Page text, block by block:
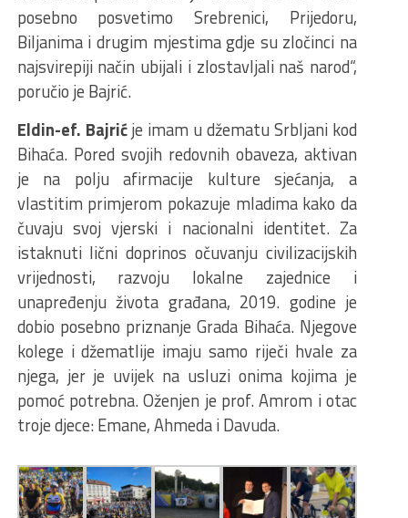
posebno posvetimo Srebrenici, Prijedoru,
Biljanima i drugim mjestima gdje su zločinci na
najsvirepiji način ubijali i zlostavljali naš narod“,
poručio je Bajrić.
Eldin-ef. Bajrićje imam u džematu Srbljani kod
Bihaća. Pored svojih redovnih obaveza, aktivan
je na polju afirmacije kulture sjećanja, a
vlastitim primjerom pokazuje mladima kako da
čuvaju svoj vjerski i nacionalni identitet. Za
istaknuti lični doprinos očuvanju civilizacijskih
vrijednosti, razvoju lokalne zajednice i
unapređenju života građana, 2019. godine je
dobio posebno priznanje Grada Bihaća. Njegove
kolege i džematlije imaju samo riječi hvale za
njega, jer je uvijek na usluzi onima kojima je
pomoć potrebna. Oženjen je prof. Amrom i otac
troje djece: Emane, Ahmeda i Davuda.